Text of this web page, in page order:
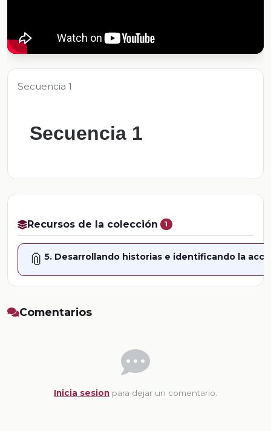
Secuencia 1
Secuencia 1
Recursos de la colección 1
📎 5. Desarrollando historias e identificando la
Comentarios
Inicia sesion para dejar un comentario.